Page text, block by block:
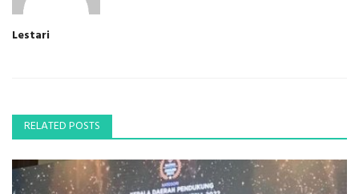
Lestari
RELATED POSTS